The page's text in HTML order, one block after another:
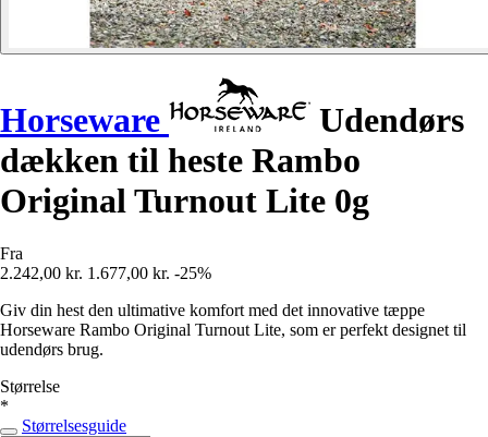
Horseware
Udendørs
dækken til heste Rambo
Original Turnout Lite 0g
Fra
2.242,00 kr. 1.677,00 kr. -25%
Giv din hest den ultimative komfort med det innovative tæppe
Horseware Rambo Original Turnout Lite, som er perfekt designet til
udendørs brug.
Størrelse
*
Størrelsesguide